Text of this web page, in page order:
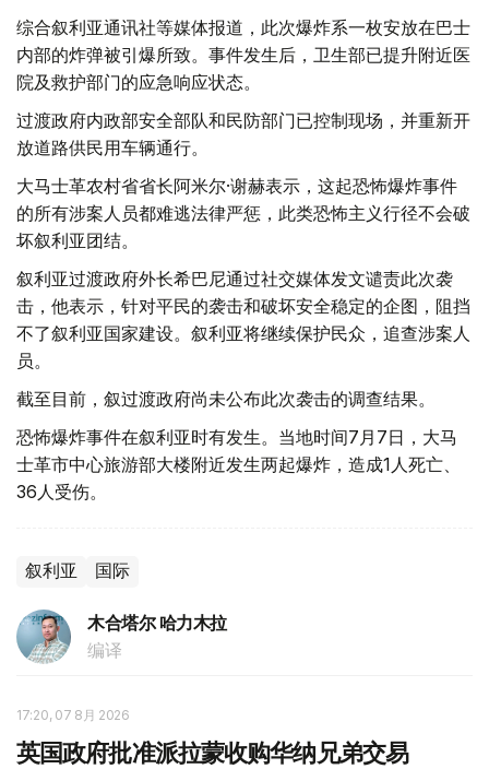
综合叙利亚通讯社等媒体报道，此次爆炸系一枚安放在巴士
内部的炸弹被引爆所致。事件发生后，卫生部已提升附近医
院及救护部门的应急响应状态。
过渡政府内政部安全部队和民防部门已控制现场，并重新开
放道路供民用车辆通行。
大马士革农村省省长阿米尔·谢赫表示，这起恐怖爆炸事件
的所有涉案人员都难逃法律严惩，此类恐怖主义行径不会破
坏叙利亚团结。
叙利亚过渡政府外长希巴尼通过社交媒体发文谴责此次袭
击，他表示，针对平民的袭击和破坏安全稳定的企图，阻挡
不了叙利亚国家建设。叙利亚将继续保护民众，追查涉案人
员。
截至目前，叙过渡政府尚未公布此次袭击的调查结果。
恐怖爆炸事件在叙利亚时有发生。当地时间7月7日，大马
士革市中心旅游部大楼附近发生两起爆炸，造成1人死亡、
36人受伤。
叙利亚 国际
木合塔尔 哈力木拉
编译
17:20, 07 8月 2026
英国政府批准派拉蒙收购华纳兄弟交易